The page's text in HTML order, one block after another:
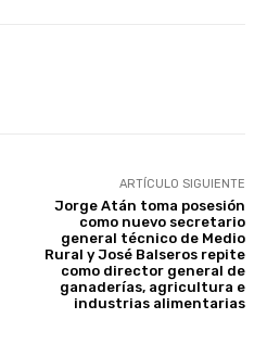
ARTÍCULO SIGUIENTE
Jorge Atán toma posesión
como nuevo secretario
general técnico de Medio
Rural y José Balseros repite
como director general de
ganaderías, agricultura e
industrias alimentarias